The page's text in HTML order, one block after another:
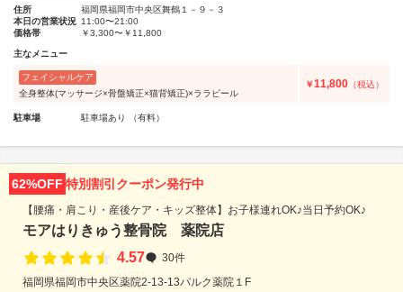
住所
福岡県福岡市中央区舞鶴１－９－３
本日の営業状況 11:00〜21:00
価格帯
￥3,300〜￥11,800
主なメニュー
フェイシャルケア
全身整体(マッサージ×骨盤矯正×猫背矯正)×ララピール
￥11,800 （税込）
駐車場 駐車場あり （有料）
62%OFF 特別割引クーポン発行中
【腰痛・肩こり・産後ケア・キッズ整体】お子様連れOK♪当日予約OK♪
モアはりきゅう整骨院 薬院店
4.57
30件
福岡県福岡市中央区薬院2-13-13パルク薬院１F